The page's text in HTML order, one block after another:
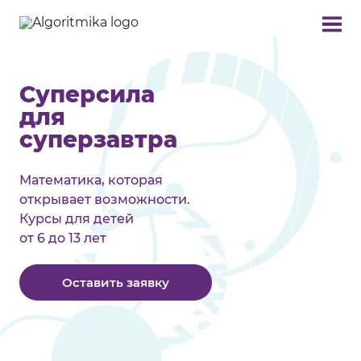
Суперсила
для
суперзавтра
Математика, которая
открывает возможности.
Курсы для детей
от 6 до 13 лет
Оставить заявку